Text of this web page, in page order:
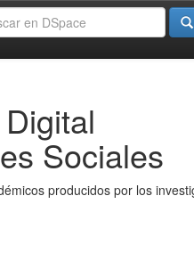
Sociales
producidos por los